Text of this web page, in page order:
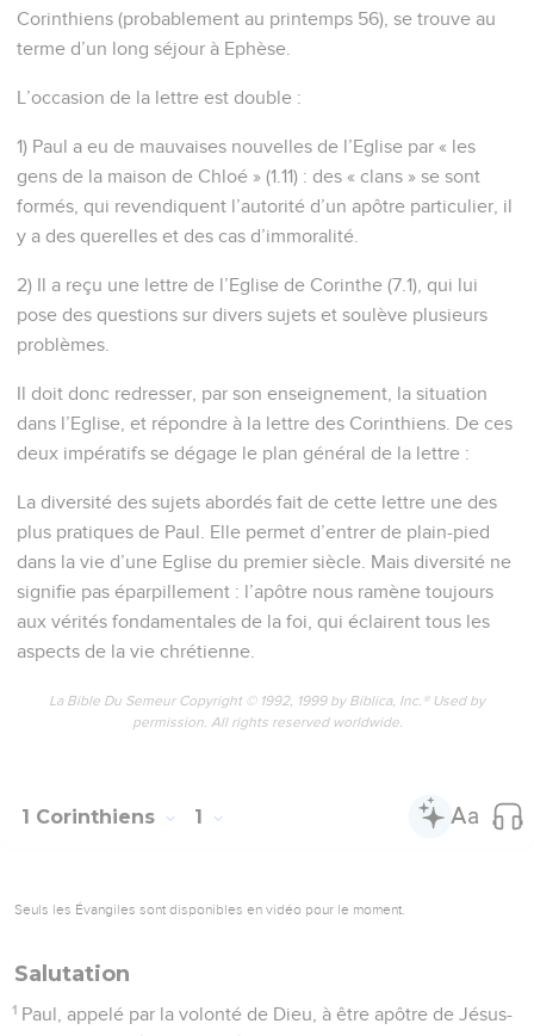
Corinthiens (probablement au printemps 56), se trouve au
terme d’un long séjour à Ephèse.
L’occasion de la lettre est double :
1) Paul a eu de mauvaises nouvelles de l’Eglise par « les
gens de la maison de Chloé » (1.11) : des « clans » se sont
formés, qui revendiquent l’autorité d’un apôtre particulier, il
y a des querelles et des cas d’immoralité.
2) Il a reçu une lettre de l’Eglise de Corinthe (7.1), qui lui
pose des questions sur divers sujets et soulève plusieurs
problèmes.
Il doit donc redresser, par son enseignement, la situation
dans l’Eglise, et répondre à la lettre des Corinthiens. De ces
deux impératifs se dégage le plan général de la lettre :
La diversité des sujets abordés fait de cette lettre une des
plus pratiques de Paul. Elle permet d’entrer de plain-pied
dans la vie d’une Eglise du premier siècle. Mais diversité ne
signifie pas éparpillement : l’apôtre nous ramène toujours
aux vérités fondamentales de la foi, qui éclairent tous les
aspects de la vie chrétienne.
La Bible Du Semeur Copyright © 1992, 1999 by Biblica, Inc.® Used by
permission. All rights reserved worldwide.
1 Corinthiens 1
Seuls les Évangiles sont disponibles en vidéo pour le moment.
Salutation
1 Paul, appelé par la volonté de Dieu, à être apôtre de Jésus-